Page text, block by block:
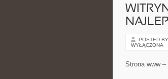
POSTED
WYŁĄCZONA
Strona www